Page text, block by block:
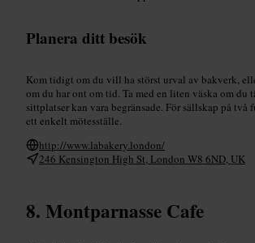
Planera ditt besök
Kom tidigt om du vill ha störst urval av bakverk,
om du har ont om tid. Ta med en liten väska om du
sittplatser kan vara begränsade. För sällskap på två
ett enkelt mötesställe.
http://www.labakery.london/
246 Kensington High St, London W8 6ND, UK
Montparnasse Cafe